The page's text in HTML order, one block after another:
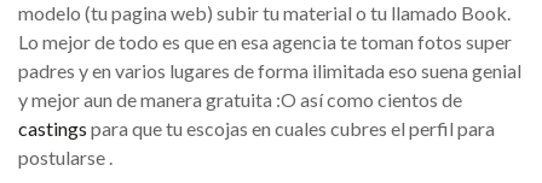
modelo (tu pagina web) subir tu material o tu llamado Book.
Lo mejor de todo es que en esa agencia te toman fotos super
padres y en varios lugares de forma ilimitada eso suena genial
y mejor aun de manera gratuita :O así como cientos de
castings para que tu escojas en cuales cubres el perfil para
postularse .